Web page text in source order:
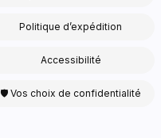
Politique d’expédition
Accessibilité
🛡 Vos choix de confidentialité